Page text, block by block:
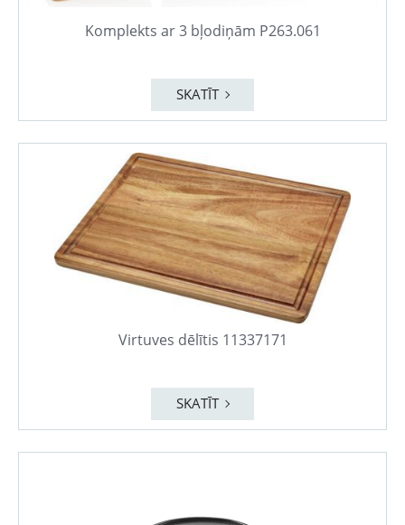
Komplekts ar 3 bļodiņām P263.061
SKATĪT
Virtuves dēlītis 11337171
SKATĪT